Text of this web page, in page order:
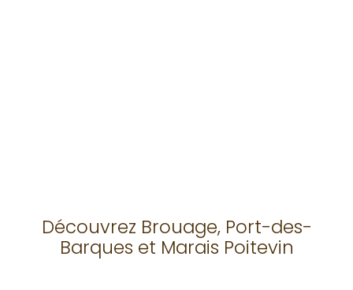
Découvrez Brouage, Port-des-
Barques et Marais Poitevin